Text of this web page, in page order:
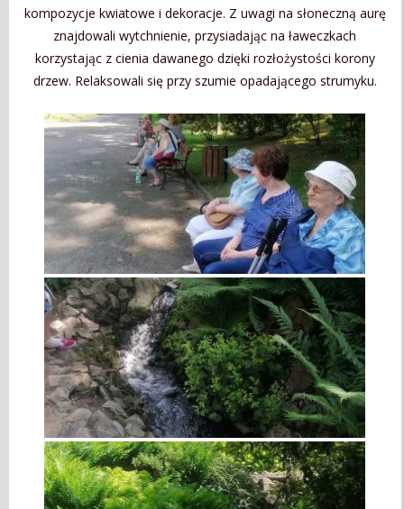
kompozycje kwiatowe i dekoracje. Z uwagi na słoneczną aurę
znajdowali wytchnienie, przysiadając na ławeczkach
korzystając z cienia dawanego dzięki rozłożystości korony
drzew. Relaksowali się przy szumie opadającego strumyku.